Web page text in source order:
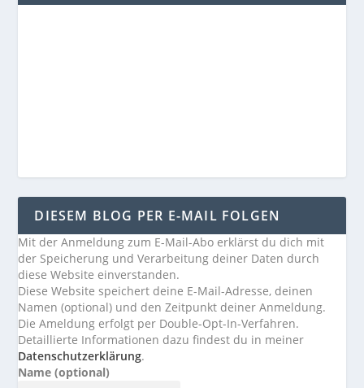
DIESEM BLOG PER E-MAIL FOLGEN
Mit der Anmeldung zum E-Mail-Abo erklärst du dich mit
der Speicherung und Verarbeitung deiner Daten durch
diese Website einverstanden.
Diese Website speichert deine E-Mail-Adresse, deinen
Namen (optional) und den Zeitpunkt deiner Anmeldung.
Die Ameldung erfolgt per Double-Opt-In-Verfahren.
Detaillierte Informationen dazu findest du in meiner
Datenschutzerklärung.
Name (optional)